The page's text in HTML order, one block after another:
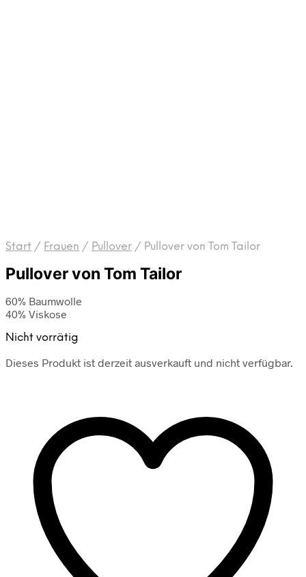
Start / Frauen / Pullover / Pullover von Tom Tailor
Pullover von Tom Tailor
60% Baumwolle
40% Viskose
Nicht vorrätig
Dieses Produkt ist derzeit ausverkauft und nicht verfügbar.